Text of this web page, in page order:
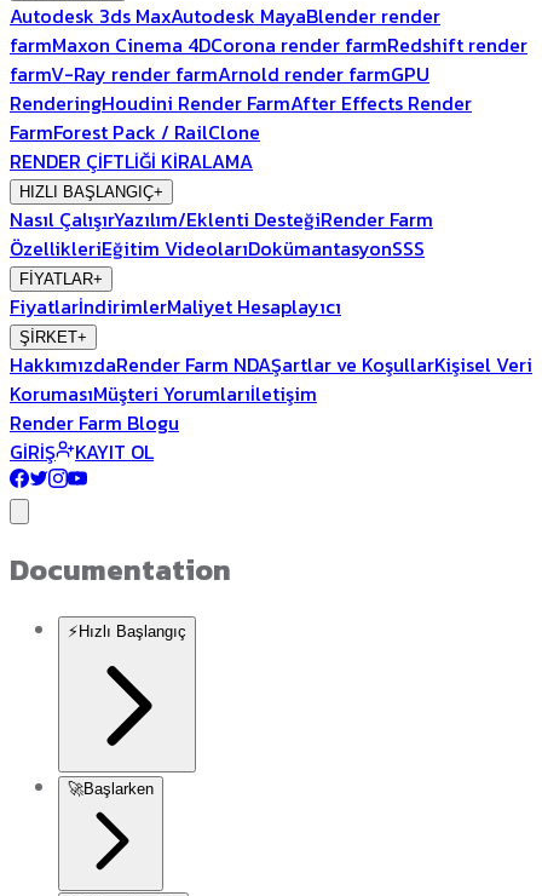
Autodesk 3ds MaxAutodesk MayaBlender render
farmMaxon Cinema 4DCorona render farmRedshift render
farmV-Ray render farmArnold render farmGPU
RenderingHoudini Render FarmAfter Effects Render
FarmForest Pack / RailClone
RENDER ÇİFTLİĞİ KİRALAMA
HIZLI BAŞLANGIÇ+
Nasıl ÇalışırYazılım/Eklenti DesteğiRender Farm
ÖzellikleriEğitim VideolarıDokümantasyonSSS
FİYATLAR+
FiyatlarİndirimlerMaliyet Hesaplayıcı
ŞİRKET+
HakkımızdaRender Farm NDAŞartlar ve KoşullarKişisel Veri
KorumasıMüşteri Yorumlarıİletişim
Render Farm Blogu
GİRİŞ
KAYIT OL
Documentation
⚡ Hızlı Başlangıç
🚀Başlarken